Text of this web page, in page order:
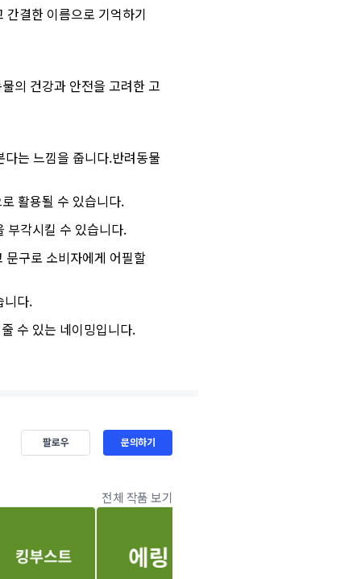
결한 이름으로 기억하기
의 건강과 안전을 고려한 고
는 느낌을 줍니다.반려동물
활용될 수 있습니다.
부각시킬 수 있습니다.
구로 소비자에게 어필할
니다.
수 있는 네이밍입니다.
팔로우 문의하기
전체 작품 보기